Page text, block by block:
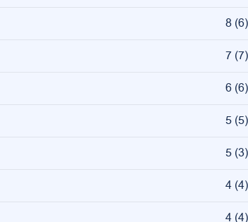
8 (6)
7 (7)
6 (6)
5 (5)
5 (3)
4 (4)
4 (4)